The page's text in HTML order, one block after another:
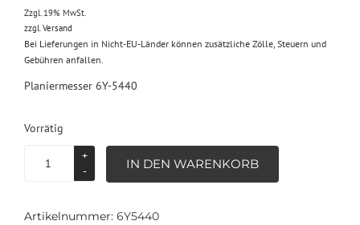
Zzgl. 19% MwSt.
zzgl. Versand
Bei Lieferungen in Nicht-EU-Länder können zusätzliche Zölle, Steuern und
Gebühren anfallen.
Planiermesser 6Y-5440
Vorrätig
Planiermesser
Menge
IN DEN WARENKORB
Artikelnummer: 6Y5440